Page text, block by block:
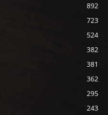
892
723
524
382
381
362
295
243